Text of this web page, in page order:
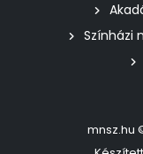
Színházi
mnsz.hu